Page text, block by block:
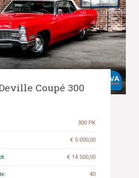
Coupé 300
300 PK
€ 5 000,00
€ 14 500,00
40